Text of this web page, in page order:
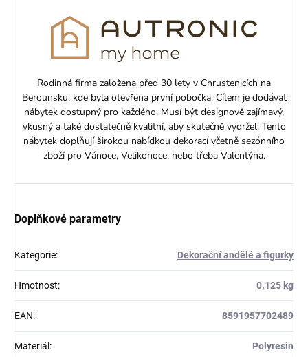
Rodinná firma založena před 30 lety v Chrustenicích na
Berounsku, kde byla otevřena první pobočka. Cílem je dodávat
nábytek dostupný pro každého. Musí být designově zajímavý,
vkusný a také dostatečně kvalitní, aby skutečně vydržel. Tento
nábytek doplňují širokou nabídkou dekorací včetně sezónního
zboží pro Vánoce, Velikonoce, nebo třeba Valentýna.
Doplňkové parametry
Kategorie: Dekorační andělé a figurky
Hmotnost: 0.125 kg
EAN: 8591957702489
Materiál : Polyresin